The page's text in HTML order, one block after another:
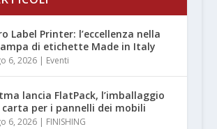
Label Printer: l’eccellenza nella
di etichette Made in Italy
6, 2026| Eventi
lancia FlatPack, l’imballaggio
carta per i pannelli dei mobili
6, 2026| FINISHING